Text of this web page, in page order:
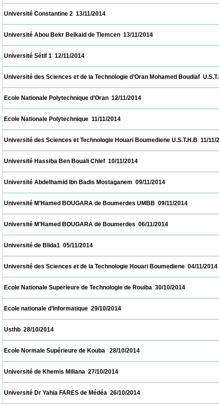
Université Constantine 2  13/11/2014
Université Abou Bekr Belkaid de Tlemcen  13/11/2014
Université Sétif 1  12/11/2014
Université des Sciences et de la Technologie d’Oran Mohamed
Ecole Nationale Polytechnique d’Oran  12/11/2014
Ecole Nationale Polytechnique  11/11/2014
Université des Sciences et Technologie Houari Boumediene
Université Hassiba Ben Bouali Chlef  10/11/2014
Université Abdelhamid Ibn Badis Mostaganem  09/11/2014
Université M’Hamed BOUGARA de Boumerdes UMBB  09/11/
Université M’Hamed BOUGARA de Boumerdes  06/11/2014
Université de Blida1  05/11/2014
Université des Sciences et de la Technologie Houari
Ecole Nationale Superieure de Technologie de Rouiba  30/10/
Ecole nationale d’Informatique  29/10/2014
Usthb  28/10/2014
Ecole Normale Supérieure de Kouba   28/10/2014
Université de Khemis Miliana  27/10/2014
Université Dr Yahia FARES de Médéa  26/10/2014